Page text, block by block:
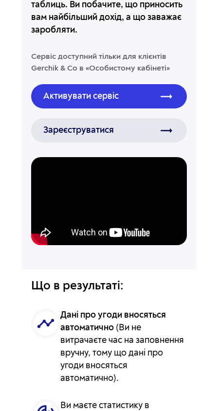
таблиць. Ви побачите, що приносить
вам найбільший дохід, а що заважає
заробляти.
Сервіс доступний тільки для клієнтів
Gerchik & Co в «Особистому кабінеті»
Активувати сервіс
Зареєструватися
Що в результаті:
Дані про угоди вносяться
автоматично (Ви не
витрачаєте час на заповнення
вручну, тому що дані про
угоди вносяться
автоматично).
Ви маєте статистику в